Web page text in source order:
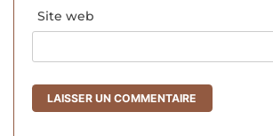
Site web